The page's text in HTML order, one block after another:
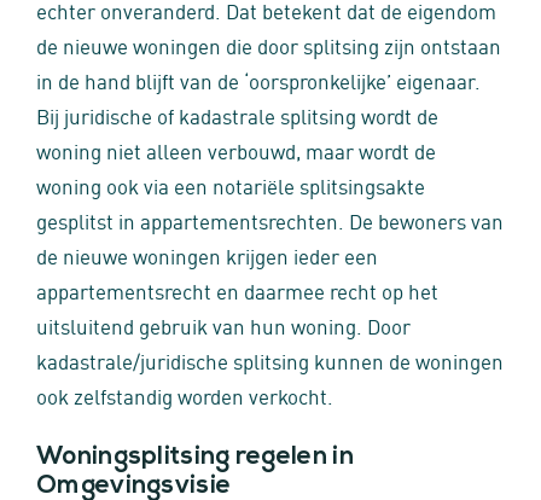
echter onveranderd. Dat betekent dat de eigendom
de nieuwe woningen die door splitsing zijn ontstaan
in de hand blijft van de ‘oorspronkelijke’ eigenaar.
Bij juridische of kadastrale splitsing wordt de
woning niet alleen verbouwd, maar wordt de
woning ook via een notariële splitsingsakte
gesplitst in appartementsrechten. De bewoners van
de nieuwe woningen krijgen ieder een
appartementsrecht en daarmee recht op het
uitsluitend gebruik van hun woning. Door
kadastrale/juridische splitsing kunnen de woningen
ook zelfstandig worden verkocht.
Woningsplitsing regelen in
Omgevingsvisie